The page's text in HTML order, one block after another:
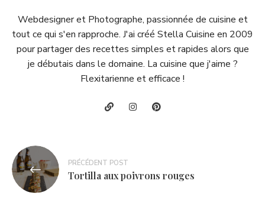
Webdesigner et Photographe, passionnée de cuisine et
tout ce qui s'en rapproche. J'ai créé Stella Cuisine en 2009
pour partager des recettes simples et rapides alors que
je débutais dans le domaine. La cuisine que j'aime ?
Flexitarienne et efficace !
Navigation
de
l’article
PRÉCÉDENT POST
Tortilla aux poivrons rouges